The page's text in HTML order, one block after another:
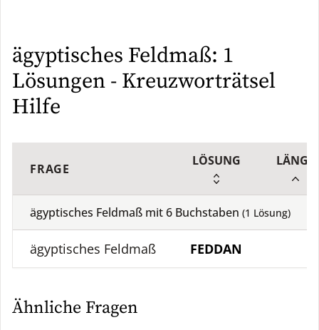
ägyptisches Feldmaß: 1
Lösungen - Kreuzworträtsel
Hilfe
FRAGE
LÖSUNG LÄNGE
ägyptisches Feldmaß mit6 Buchstaben (1 Lösung)
ägyptisches Feldmaß FEDDAN
Ähnliche Fragen